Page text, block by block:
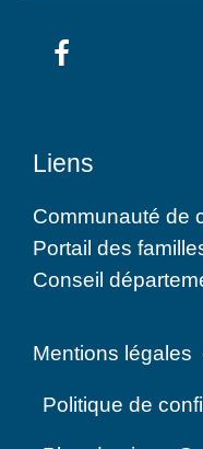
Liens
Communauté de
Portail des
Conseil
Mentions légales
Politique de